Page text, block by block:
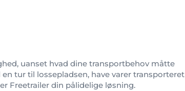
uanset hvad dine transportbehov måtte
tur til lossepladsen, have varer transporteret
Freetrailer din pålidelige løsning.